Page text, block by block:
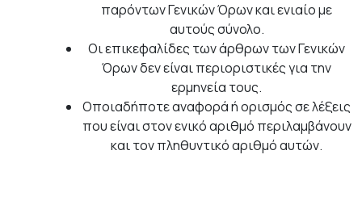
παρόντων Γενικών Όρων και ενιαίο με
αυτούς σύνολο.
Οι επικεφαλίδες των άρθρων των Γενικών
Όρων δεν είναι περιοριστικές για την
ερμηνεία τους.
Οποιαδήποτε αναφορά ή ορισμός σε λέξεις
που είναι στον ενικό αριθμό περιλαμβάνουν
και τον πληθυντικό αριθμό αυτών.